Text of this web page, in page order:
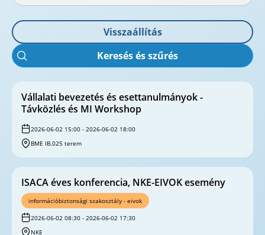
Visszaállítás
Keresés és szűrés
Vállalati bevezetés és esettanulmányok -
Távközlés és MI Workshop
2026-06-02 15:00 - 2026-06-02 18:00
BME IB.025 terem
ISACA éves konferencia, NKE-EIVOK esemény
információbiztonsági szakosztály - eivok
2026-06-02 08:30 - 2026-06-02 17:30
NKE